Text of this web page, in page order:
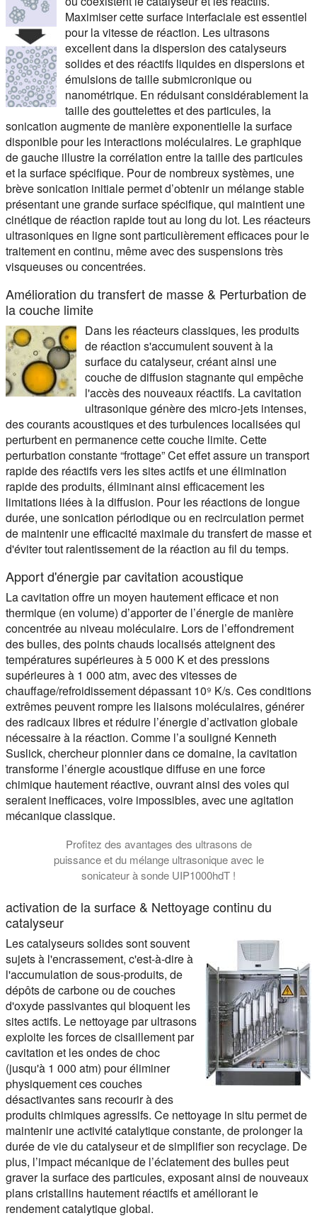
Maximiser cette surface interfaciale est essentiel
pour la vitesse de réaction. Les ultrasons
excellent dans la dispersion des catalyseurs
solides et des réactifs liquides en dispersions et
émulsions de taille submicronique ou
nanométrique. En réduisant considérablement la
taille des gouttelettes et des particules, la
sonication augmente de manière exponentielle la surface
disponible pour les interactions moléculaires. Le graphique
de gauche illustre la corrélation entre la taille des particules
et la surface spécifique. Pour de nombreux systèmes, une
brève sonication initiale permet d’obtenir un mélange stable
présentant une grande surface spécifique, qui maintient une
cinétique de réaction rapide tout au long du lot. Les réacteurs
ultrasoniques en ligne sont particulièrement efficaces pour le
traitement en continu, même avec des suspensions très
visqueuses ou concentrées.
Amélioration du transfert de masse & Perturbation de
la couche limite
Dans les réacteurs classiques, les produits
de réaction s'accumulent souvent à la
surface du catalyseur, créant ainsi une
couche de diffusion stagnante qui empêche
l'accès des nouveaux réactifs. La cavitation
ultrasonique génère des micro-jets intenses,
des courants acoustiques et des turbulences localisées qui
perturbent en permanence cette couche limite. Cette
perturbation constante “frottage” Cet effet assure un transport
rapide des réactifs vers les sites actifs et une élimination
rapide des produits, éliminant ainsi efficacement les
limitations liées à la diffusion. Pour les réactions de longue
durée, une sonication périodique ou en recirculation permet
de maintenir une efficacité maximale du transfert de masse et
d'éviter tout ralentissement de la réaction au fil du temps.
Apport d'énergie par cavitation acoustique
La cavitation offre un moyen hautement efficace et non
thermique (en volume) d’apporter de l’énergie de manière
concentrée au niveau moléculaire. Lors de l’effondrement
des bulles, des points chauds localisés atteignent des
températures supérieures à 5 000 K et des pressions
supérieures à 1 000 atm, avec des vitesses de
chauffage/refroidissement dépassant 10⁹ K/s. Ces conditions
extrêmes peuvent rompre les liaisons moléculaires, générer
des radicaux libres et réduire l’énergie d’activation globale
nécessaire à la réaction. Comme l’a souligné Kenneth
Suslick, chercheur pionnier dans ce domaine, la cavitation
transforme l’énergie acoustique diffuse en une force
chimique hautement réactive, ouvrant ainsi des voies qui
seraient inefficaces, voire impossibles, avec une agitation
mécanique classique.
Profitez des avantages des ultrasons de
puissance et du mélange ultrasonique avec le
sonicateur à sonde UIP1000hdT !
activation de la surface & Nettoyage continu du
catalyseur
Les catalyseurs solides sont souvent
sujets à l'encrassement, c'est-à-dire à
l'accumulation de sous-produits, de
dépôts de carbone ou de couches
d'oxyde passivantes qui bloquent les
sites actifs. Le nettoyage par ultrasons
exploite les forces de cisaillement par
cavitation et les ondes de choc
(jusqu'à 1 000 atm) pour éliminer
physiquement ces couches
désactivantes sans recourir à des
produits chimiques agressifs. Ce nettoyage in situ permet de
maintenir une activité catalytique constante, de prolonger la
durée de vie du catalyseur et de simplifier son recyclage. De
plus, l’impact mécanique de l’éclatement des bulles peut
graver la surface des particules, exposant ainsi de nouveaux
plans cristallins hautement réactifs et améliorant le
rendement catalytique global.